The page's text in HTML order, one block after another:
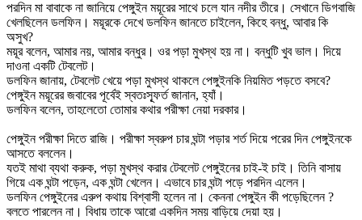
পরদিন মা বাবাকে না জানিয়ে পেঙ্গুইন ময়ূরের সাথে চলে যান নদীর তীরে। সেখানে ডিগবাজি
খেলছিলেন ডলফিন। ময়ূরকে দেখে ডলফিন জানতে চাইলেন, কিহে বন্ধু, আবার কি
অসুখ?
ময়ূর বলেন, আমার নয়, আমার বন্ধুর। ওর পড়া মুখস্থ হয় না। বন্ধুটি খুব ভাল। দিয়ে
দাওনা একটি টেবলেট।
ডলফিন জানায়, টেবলেট খেয়ে পড়া মুখস্থ থাকলে পেঙ্গুইনকি নিয়মিত পড়তে বসবে?
পেঙ্গুইন ময়ূরের জবাবের পূর্বেই স্বতঃস্ফূর্ত জানান, হ্যাঁ।
ডলফিন বলেন, তাহলেতো তোমার কথার পরীক্ষা নেয়া দরকার।
পেঙ্গুইন পরীক্ষা দিতে রাজি। পরীক্ষা স্বরুপ চার ঘন্টা পড়ার শর্ত দিয়ে পরের দিন পেঙ্গুইনকে
আসতে বললেন।
যতই মাথা ব্যথা করুক, পড়া মুখস্থ করার টেবলেট পেঙ্গুইনের চাই-ই চাই। তিনি বাসায়
গিয়ে এক ঘন্টা পড়েন, এক ঘন্টা খেলেন। এভাবে চার ঘন্টা পড়ে পরদিন এলেন।
ডলফিন পেঙ্গুইনের এরুপ কথায় বিশ্বাসী হলেন না। কেননা পেঙ্গুইন কী পড়েছিলেন ?
বলতে পারলেন না। বিধায় তাকে আরো একদিন সময় বাড়িয়ে দেয়া হয়।